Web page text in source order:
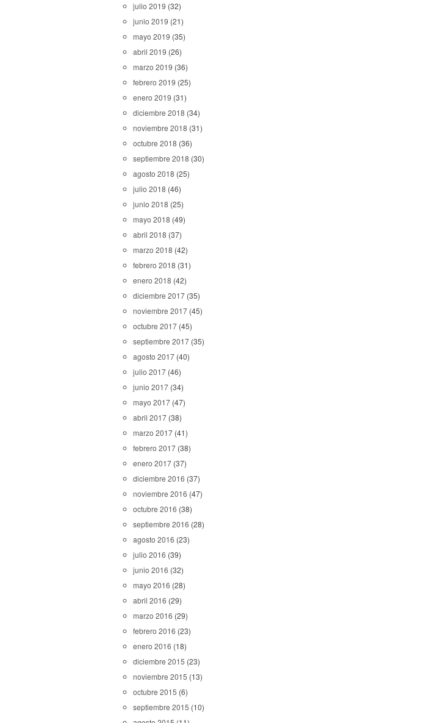
julio 2019 (32)
junio 2019 (21)
mayo 2019 (35)
abril 2019 (26)
marzo 2019 (36)
febrero 2019 (25)
enero 2019 (31)
diciembre 2018 (34)
noviembre 2018 (31)
octubre 2018 (36)
septiembre 2018 (30)
agosto 2018 (25)
julio 2018 (46)
junio 2018 (25)
mayo 2018 (49)
abril 2018 (37)
marzo 2018 (42)
febrero 2018 (31)
enero 2018 (42)
diciembre 2017 (35)
noviembre 2017 (45)
octubre 2017 (45)
septiembre 2017 (35)
agosto 2017 (40)
julio 2017 (46)
junio 2017 (34)
mayo 2017 (47)
abril 2017 (38)
marzo 2017 (41)
febrero 2017 (38)
enero 2017 (37)
diciembre 2016 (37)
noviembre 2016 (47)
octubre 2016 (38)
septiembre 2016 (28)
agosto 2016 (23)
julio 2016 (39)
junio 2016 (32)
mayo 2016 (28)
abril 2016 (29)
marzo 2016 (29)
febrero 2016 (23)
enero 2016 (18)
diciembre 2015 (23)
noviembre 2015 (13)
octubre 2015 (6)
septiembre 2015 (10)